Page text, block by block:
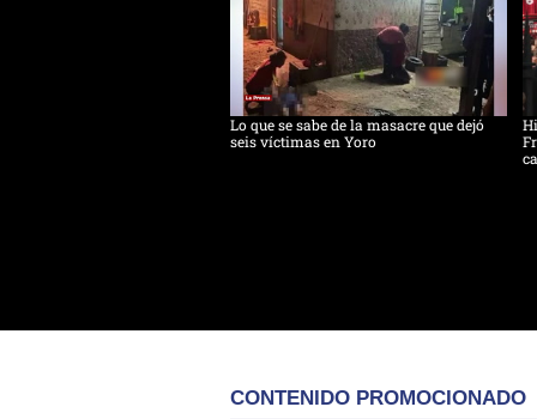
Lo que se sabe de la masacre que dejó
seis víctimas en Yoro
CONTENIDO PROMOCIONADO